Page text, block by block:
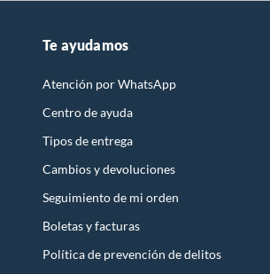
Te ayudamos
Atención por WhatsApp
Centro de ayuda
Tipos de entrega
Cambios y devoluciones
Seguimiento de mi orden
Boletas y facturas
Política de prevención de delitos